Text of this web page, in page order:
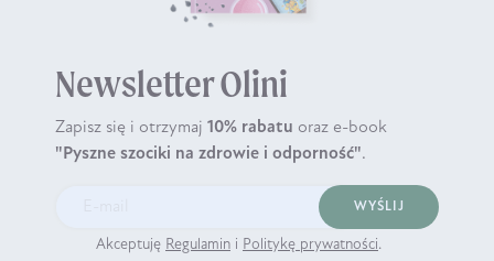
Newsletter Olini
Zapisz się i otrzymaj 10% rabatu oraz e-book
"Pyszne szociki na zdrowie i odporność".
WYŚLIJ
Akceptuję Regulamin i Politykę prywatności.